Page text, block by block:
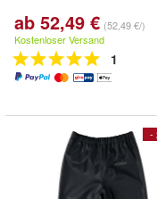
ab 52,49 € (52,49 €/)
Kostenloser Versand
1
-